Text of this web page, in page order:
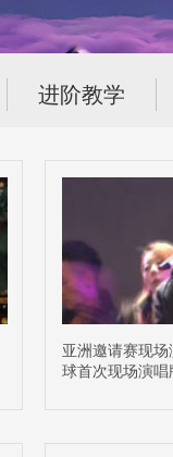
进阶教学
亚洲邀请赛现
球首次现场演唱